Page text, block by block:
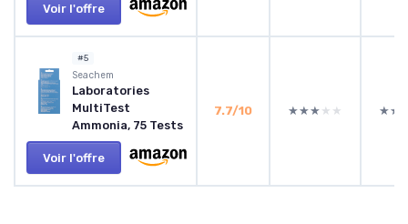
Voir l'offre
#5
Seachem
Laboratories
MultiTest
Ammonia, 75 Tests
Voir l'offre
7.7/10 ★★★★★
★★★★★